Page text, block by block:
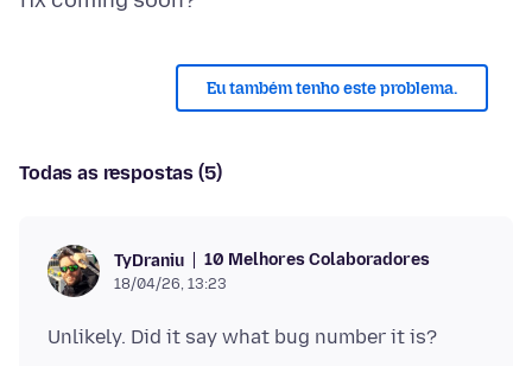
Eu também tenho este problema.
Todas as respostas (5)
TyDraniu 10 Melhores Colaboradores
18/04/26, 13:23